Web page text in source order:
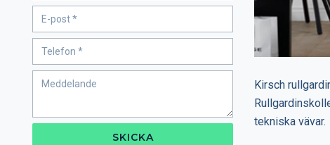
SKICKA
Kirsch
tekniska vävar.